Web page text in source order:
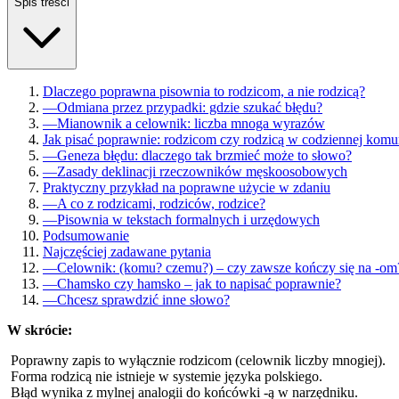
Dlaczego poprawna pisownia to rodzicom, a nie rodzicą?
—Odmiana przez przypadki: gdzie szukać błędu?
—Mianownik a celownik: liczba mnoga wyrazów
Jak pisać poprawnie: rodzicom czy rodzicą w codziennej
—Geneza błędu: dlaczego tak brzmieć może to słowo?
—Zasady deklinacji rzeczowników męskoosobowych
Praktyczny przykład na poprawne użycie w zdaniu
—A co z rodzicami, rodziców, rodzice?
—Pisownia w tekstach formalnych i urzędowych
Podsumowanie
Najczęściej zadawane pytania
—Celownik: (komu? czemu?) – czy zawsze kończy się na -
—Chamsko czy hamsko – jak to napisać poprawnie?
—Chcesz sprawdzić inne słowo?
W skrócie:
Poprawny zapis to wyłącznie rodzicom (celownik liczby mnogiej).
Forma rodzicą nie istnieje w systemie języka polskiego.
Błąd wynika z mylnej analogii do końcówki -ą w narzędniku.